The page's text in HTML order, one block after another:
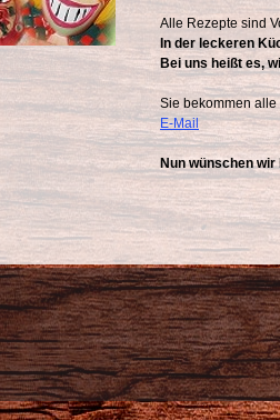
Alle Rezepte sind
In der leckeren
Bei uns heißt es,
Sie bekommen alle
E-Mail
Nun wünschen